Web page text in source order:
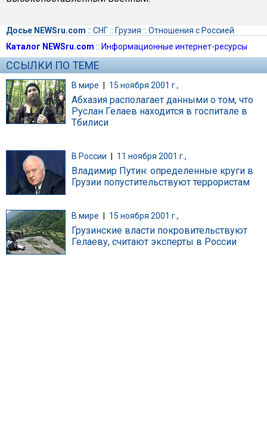
Досье NEWSru.com :: СНГ:: Грузия :: Отношения с Россией
Каталог NEWSru.com :: Информационные интернет-ресурсы
ССЫЛКИ ПО ТЕМЕ
В мире | 15 ноября 2001 г.,
Абхазия располагает данными о том, что
Руслан Гелаев находится в госпитале в
Тбилиси
В России 11 ноября 2001 г.,
Владимир Путин: определенные круги в
Грузии попустительствуют террористам
В мире 15 ноября 2001 г.,
Грузинские власти покровительствуют
Гелаеву, считают эксперты в России